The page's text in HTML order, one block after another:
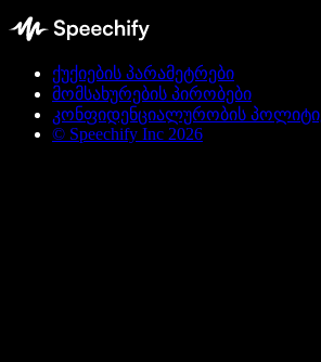
ქუქიების პარამეტრები
მომსახურების პირობები
კონფიდენციალურობის
© Speechify Inc 2026